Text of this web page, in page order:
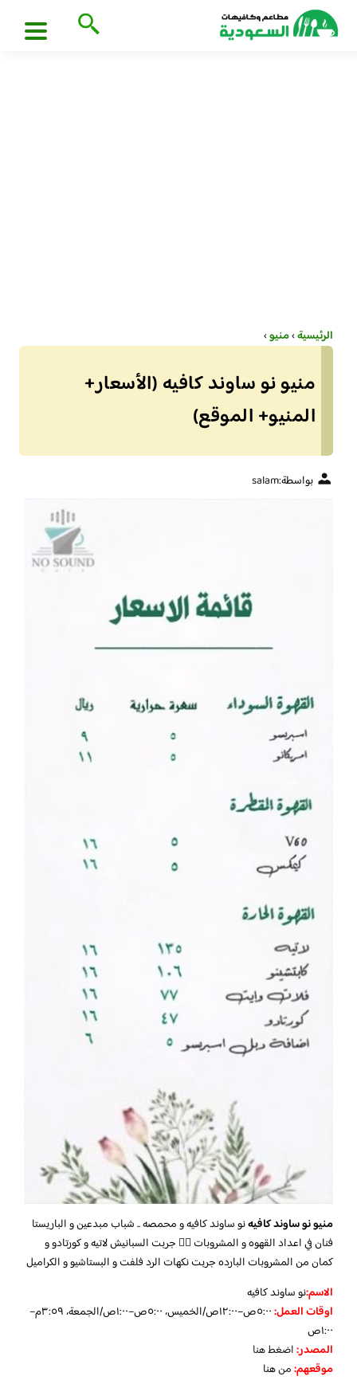
الرئيسية›منيو›
منيو نو ساوند كافيه (الأسعار+
المنيو+ الموقع)
بواسطة:salam
منيو نو ساوند كافيهنو ساوند كافيه و محمصه .. شباب مبدعين و الباريستا
فنان في اعداد القهوه و المشروبات 👌🏻 جربت السبانيش لاتيه و كورتادو و
كمان من المشروبات البارده جربت نكهات الرد فلفت و البستاشيو و الكراميل
الاسم:نو ساوند كافيه
اوقات العمل:
٥:٠٠ص–١٢:٠٠ص/الخميس، ٥:٠٠ص–١:٠٠ص/الجمعة، ٣:٥٩م–
١:٠٠ص
المصدر:اضغط هنا
موقعهم:منهنا